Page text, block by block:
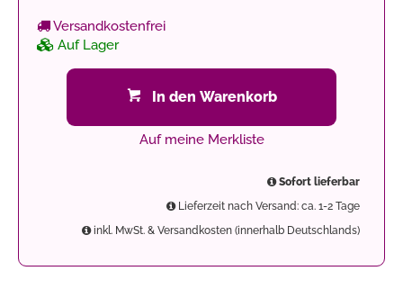
Versandkostenfrei
Auf Lager
In den Warenkorb
Auf meine Merkliste
Sofort lieferbar
Lieferzeit nach Versand: ca. 1-2 Tage
inkl. MwSt. & Versandkosten (innerhalb Deutschlands)